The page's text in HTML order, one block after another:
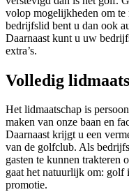
volop mogelijkheden om
bedrijfslid bent u dan ook
Daarnaast kunt u uw
extra’s.
Volledig
Het lidmaatschap is
maken van onze baan en
Daarnaast krijgt u een
van de golfclub. Als
gasten te kunnen trakteren
gaat het natuurlijk om: golf
promotie.